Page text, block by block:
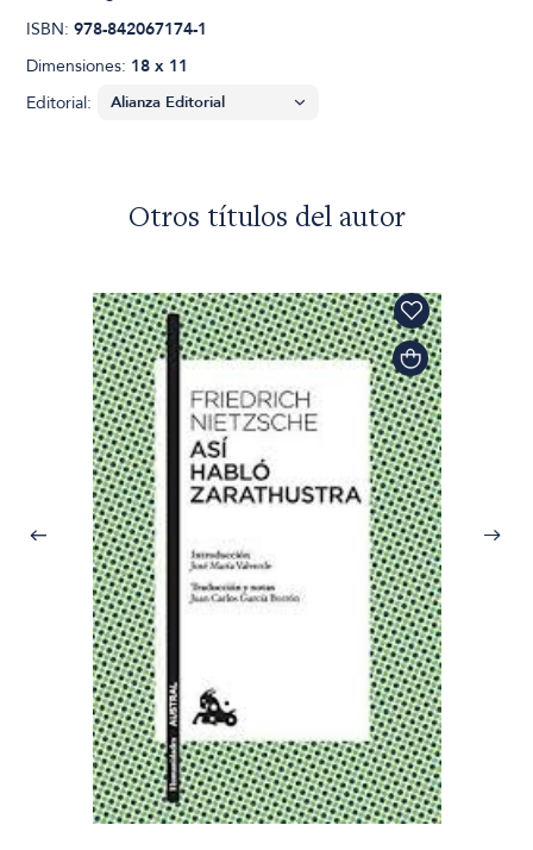
ISBN:978-842067174-1
Dimensiones: 18 x 11
Editorial:
Otros títulos del autor